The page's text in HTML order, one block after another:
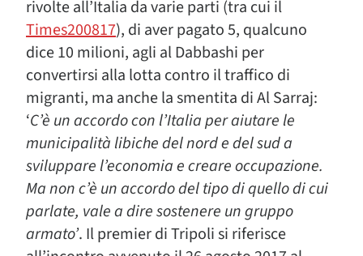
rivolte all’Italia da varie parti (tra cui il
Times200817), di aver pagato 5, qualcuno
dice 10 milioni, agli al Dabbashi per
convertirsi alla lotta contro il traffico di
migranti, ma anche la smentita di Al Sarraj:
‘C’è un accordo con l’Italia per aiutare le
municipalità libiche del nord e del sud a
sviluppare l’economia e creare occupazione.
Ma non c’è un accordo del tipo di quello di cui
parlate, vale a dire sostenere un gruppo
armato’. Il premier di Tripoli si riferisce